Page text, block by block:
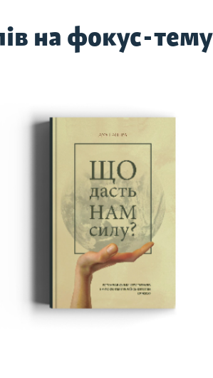
на фокус-тему